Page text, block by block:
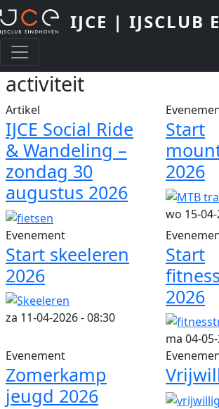
Overslaan en naar de inhoud gaan
IJCE | IJSCLUB
activiteit
Artikel
IJCE Social Ride
& Wandeling –
zondag 30
augustus 2026
Start
2026
wo 15-
Evenement
Start skeeleren
2026
za 11-04-2026 - 08:30
Start
2026
ma 04-
Evenement
Zomerkamp
jeugd 2026